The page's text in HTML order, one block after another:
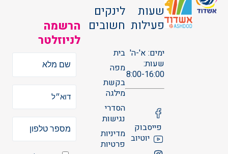
שעות
פעילות
ימים: א'-ה'
שעות:
8:00-16:00
פייסבוק
יוטיוב
לינקים
חשובים
בית
מפה
בקשת
מילגה
הסדרי
נגישות
מדיניות
פרטיות
הרשמה
לניוזלטר